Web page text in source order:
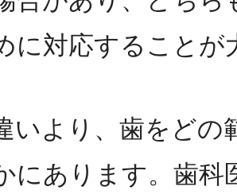
に対応することが
いより、歯をどの
にあります。歯科